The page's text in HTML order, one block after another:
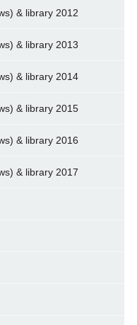
& library 2012
& library 2013
& library 2014
& library 2015
& library 2016
& library 2017